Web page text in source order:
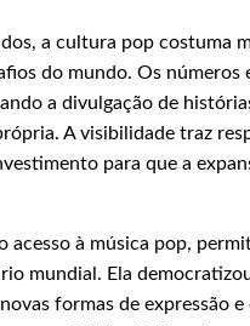
a cultura pop costuma
do mundo. Os
a divulgação de
A visibilidade traz
para que a
acesso à música pop,
mundial. Ela
formas de expressão